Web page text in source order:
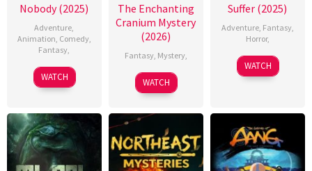
Nobody (2025)
Adventure
Animation Comedy,
Fantasy
WATCH
The Enchanting
Cranium Mystery
(2026)
Fantasy, Mystery,
WATCH
Suffer (2025)
Adventure, Fantasy,
Horror,
WATCH